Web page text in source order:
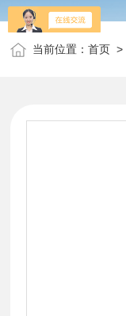
当前位置：首页 >